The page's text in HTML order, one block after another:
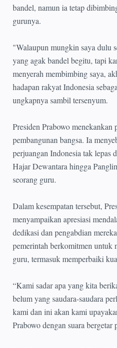
bandel, namun ia tetap
gurunya.
"Walaupun mungkin saya dulu
yang agak bandel begitu, tapi
menyerah membimbing saya,
hadapan rakyat Indonesia
ungkapnya sambil tersenyum.
Presiden Prabowo menekankan
pembangunan bangsa. Ia
perjuangan Indonesia tak lepas
Hajar Dewantara hingga
seorang guru.
Dalam kesempatan tersebut,
menyampaikan apresiasi
dedikasi dan pengabdian
pemerintah berkomitmen untuk
guru, termasuk memperbaiki
“Kami sadar apa yang kita
belum yang saudara-saudara
kami dan ini akan kami
Prabowo dengan suara bergetar